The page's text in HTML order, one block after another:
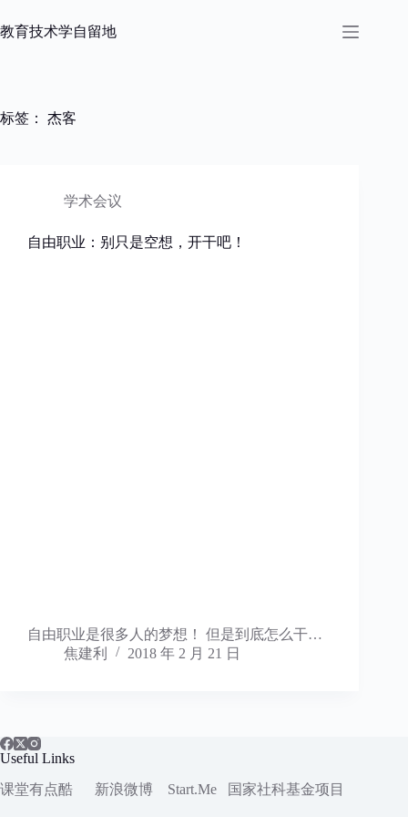
过
教育技术学自留地
标签： 杰客
学术会议
自由职业：别只是空想，开干吧！
自由职业是很多人的梦想！ 但是到底怎么干…
焦建利
2018 年 2 月 21 日
Useful Links
课堂有点酷
新浪微博 Start.Me 国家社科基金项目